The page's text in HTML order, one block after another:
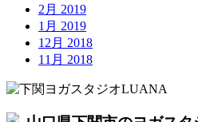
2月 2019
1月 2019
12月 2018
11月 2018